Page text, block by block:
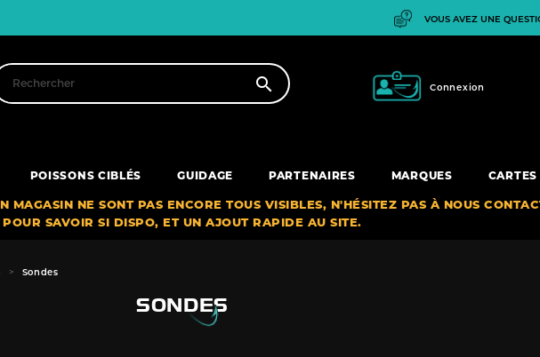
VOUS AVEZ UNE
 Connexion
POISSONS CIBLÉS GUIDAGE PARTENAIRES MARQUES
MAGASIN NE SONT PAS ENCORE TOUS VISIBLES, N'HÉSITEZ PAS À NOUS
POUR SAVOIR SI DISPO, ET UN AJOUT RAPIDE AU SITE.
Sondes
SONDES